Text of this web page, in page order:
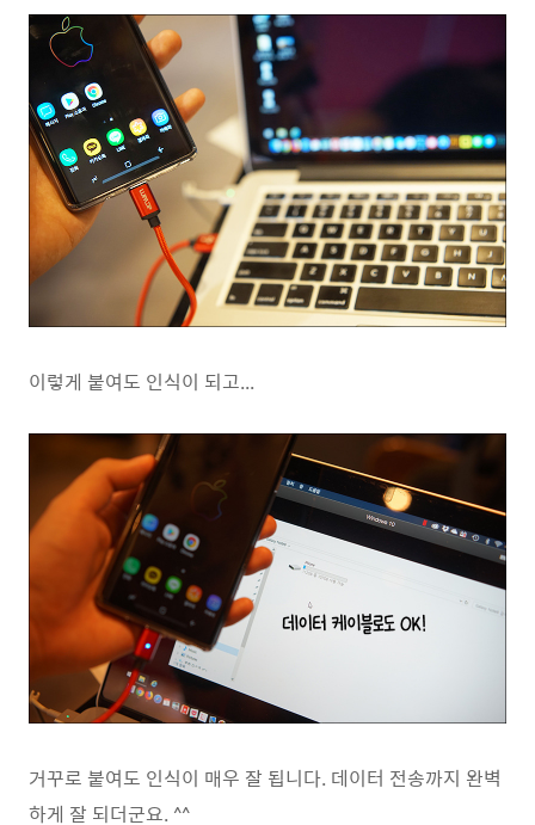
이렇게 붙여도 인식이 되고...
거꾸로 붙여도 인식이 매우 잘 됩니다. 데이터 전송까지 완벽
하게 잘 되더군요. ^^